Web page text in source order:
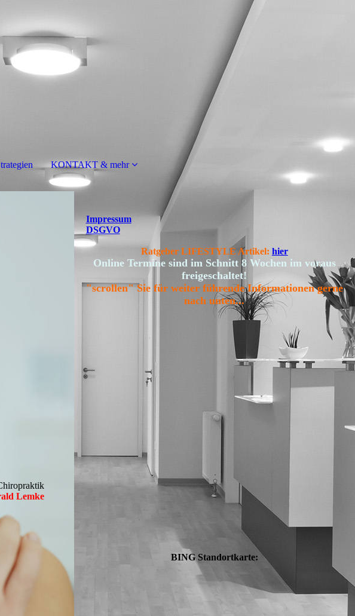
KONTAKT & mehr
Lemke
Impressum
DSGVO
Ratgeber LIFESTYLE Artikel: hier
Online Termine sind im Schnitt 8 Wochen im voraus
freigeschaltet!
"scrollen" Sie für weiter führende Informationen gerne
nach unten...
BING Standortkarte: